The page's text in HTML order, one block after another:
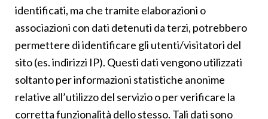
identificati, ma che tramite elaborazioni o
associazioni con dati detenuti da terzi, potrebbero
permettere di identificare gli utenti/visitatori del
sito (es. indirizzi IP). Questi dati vengono utilizzati
soltanto per informazioni statistiche anonime
relative all’utilizzo del servizio o per verificare la
corretta funzionalità dello stesso. Tali dati sono